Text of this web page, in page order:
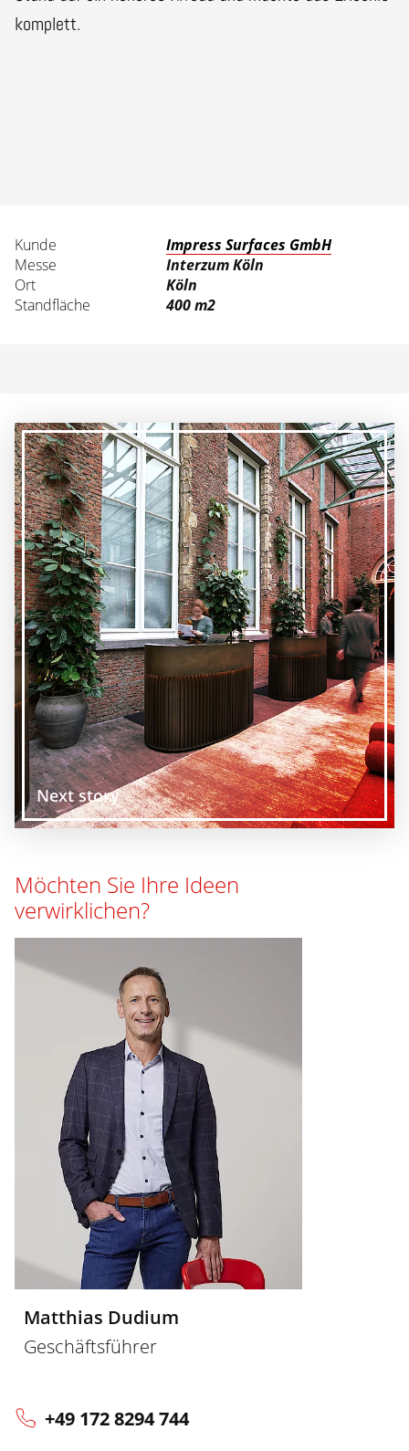
komplett.
Kunde
Impress Surfaces GmbH
Messe
Interzum Köln
Ort
Köln
Standfläche
400 m2
Next story
Möchten Sie Ihre Ideen
verwirklichen?
Matthias Dudium
Geschäftsführer
+49 172 8294 744